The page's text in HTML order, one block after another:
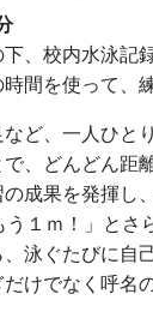
、校内水泳記
間を使って、
ど、一人ひと
、どんどん距
成果を発揮し
１ｍ！」とさ
泳ぐたびに自
けでなく呼名